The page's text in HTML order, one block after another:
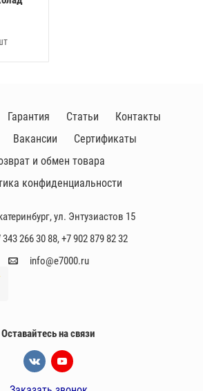
ул. Энтузиастов 15
343 266 30 88,+7 902 879 82 32
info@e7000.ru
Гарантия Статьи
Контакты
Вакансии
Сертификаты
и обмен товара
конфиденциальности
Оставайтесь на связи